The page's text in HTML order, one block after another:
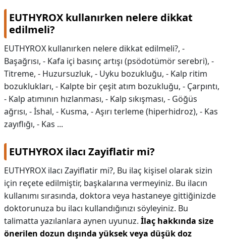
EUTHYROX kullanırken nelere dikkat
edilmeli?
EUTHYROX kullanırken nelere dikkat edilmeli?, -
Başağrısı, - Kafa içi basınç artışı (psödotümör serebri), -
Titreme, - Huzursuzluk, - Uyku bozukluğu, - Kalp ritim
bozuklukları, - Kalpte bir çeşit atım bozukluğu, - Çarpıntı,
- Kalp atımının hızlanması, - Kalp sıkışması, - Göğüs
ağrısı, - İshal, - Kusma, - Aşırı terleme (hiperhidroz), - Kas
zayıflığı, - Kas ...
EUTHYROX ilacı Zayiflatir mi?
EUTHYROX ilacı Zayiflatir mi?, Bu ilaç kişisel olarak sizin
için reçete edilmiştir, başkalarına vermeyiniz. Bu ilacın
kullanımı sırasında, doktora veya hastaneye gittiğinizde
doktorunuza bu ilacı kullandığınızı söyleyiniz. Bu
talimatta yazılanlara aynen uyunuz. İlaç hakkında size
önerilen dozun dışında yüksek veya düşük doz